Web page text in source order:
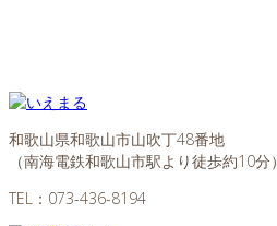
和歌山県和歌山市山吹丁48番地
（南海電鉄和歌山市駅より徒歩約10分）
TEL： 073-436-8194